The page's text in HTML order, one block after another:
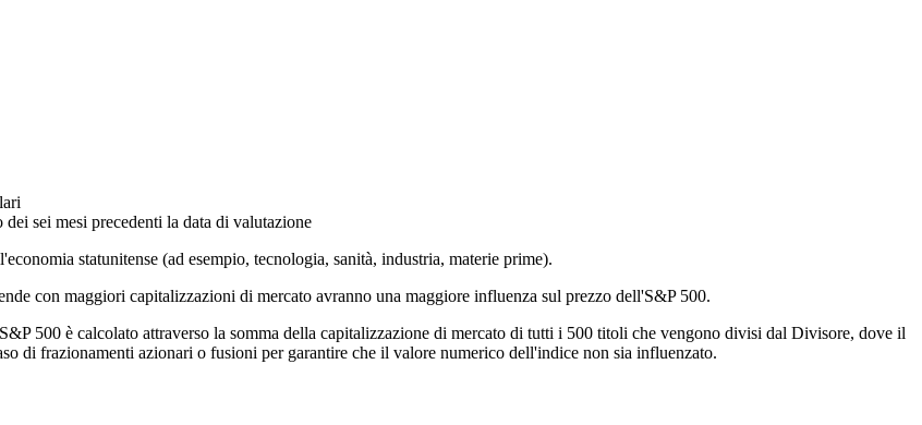
sei mesi precedenti la data di valutazione
statunitense (ad esempio, tecnologia, sanità, industria, materie prime).
con maggiori capitalizzazioni di mercato avranno una maggiore influenza sul prezzo dell'S&P 500.
500 è calcolato attraverso la somma della capitalizzazione di mercato di tutti i 500 titoli che vengono divisi dal Divisore, dove il
di frazionamenti azionari o fusioni per garantire che il valore numerico dell'indice non sia influenzato.